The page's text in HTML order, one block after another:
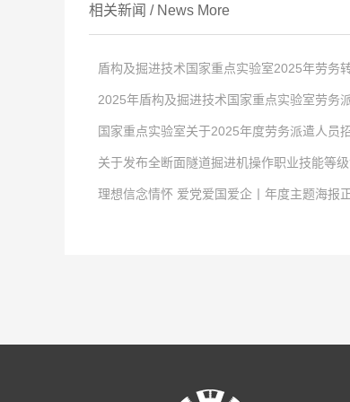
相关新闻 / News More
盾构及掘进技术国家重点实验室2025年劳务
点击次数: 0
2025 -12 -29
盾构及掘进技术国家重点实验室于12月24日开展了
异议者，请在公示期内联系国家重点实验室纪委，并
2025年盾构及掘进技术国家重点实验室劳务
点击次数: 0
2025 -12 -08
根据《国家重点实验室关于2025年度劳务派遣人员
国家重点实验室关于2025年度劳务派遣人员
点击次数: 0
2025 -12 -01
关于发布全断面隧道掘进机操作职业技能等
点击次数: 0
理想信念情怀 爱党爱国爱企丨年度主题海报